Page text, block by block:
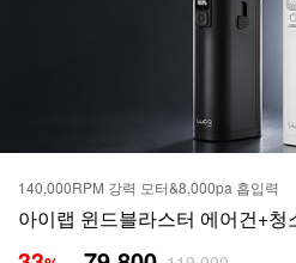
140,000RPM 강력 모터&8,000pa 흡입력
아이랩 윈드블라스터 에어건+